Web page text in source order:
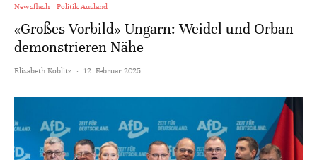
Newsflash Politik Ausland
«Großes Vorbild» Ungarn: Weidel und Orban
demonstrieren Nähe
Elisabeth Koblitz · 12. Februar 2025